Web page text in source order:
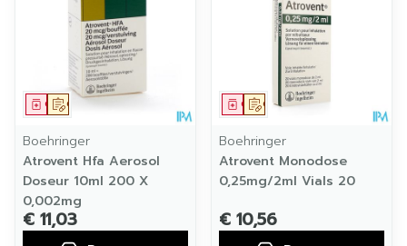
Op voorschrift
Geneesmiddel
Boehringer
Atrovent Hfa Aerosol
Doseur 10ml 200 X
0,002mg
€ 11,03
Op voorschrift
Geneesmiddel
Boehringer
Atrovent Monodose
0,25mg/2ml Vials 20
€ 10,56